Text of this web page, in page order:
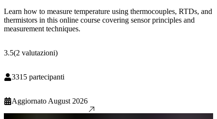
Learn how to measure temperature using thermocouples, RTDs, and
thermistors in this online course covering sensor principles and
measurement techniques.
3.5(2 valutazioni)
3315 partecipanti
Aggiornato August 2026